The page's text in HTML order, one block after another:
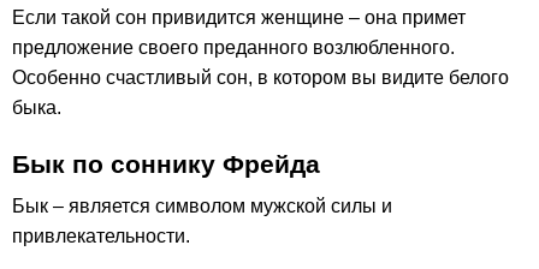
Если такой сон привидится женщине – она примет
предложение своего преданного возлюбленного.
Особенно счастливый сон, в котором вы видите белого
быка.
Бык по соннику Фрейда
Бык – является символом мужской силы и
привлекательности.